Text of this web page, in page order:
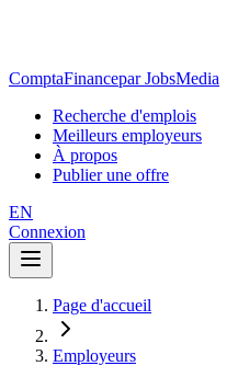
ComptaFinancepar JobsMedia
Recherche d'emplois
Meilleurs employeurs
À propos
Publier une offre
EN
Connexion
Page d'accueil
Employeurs